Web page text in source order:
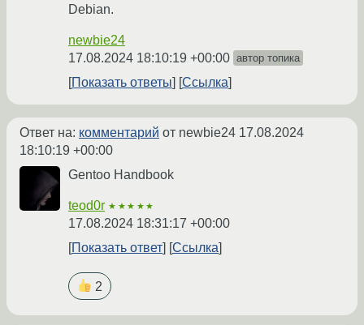
Debian.
newbie24
17.08.2024 18:10:19 +00:00 автор топика
Показать ответы Ссылка
Ответ на: комментарий от newbie24 17.08.2024
18:10:19 +00:00
Gentoo Handbook
teod0r ★★★★★
17.08.2024 18:31:17 +00:00
Показать ответ
Ссылка
2